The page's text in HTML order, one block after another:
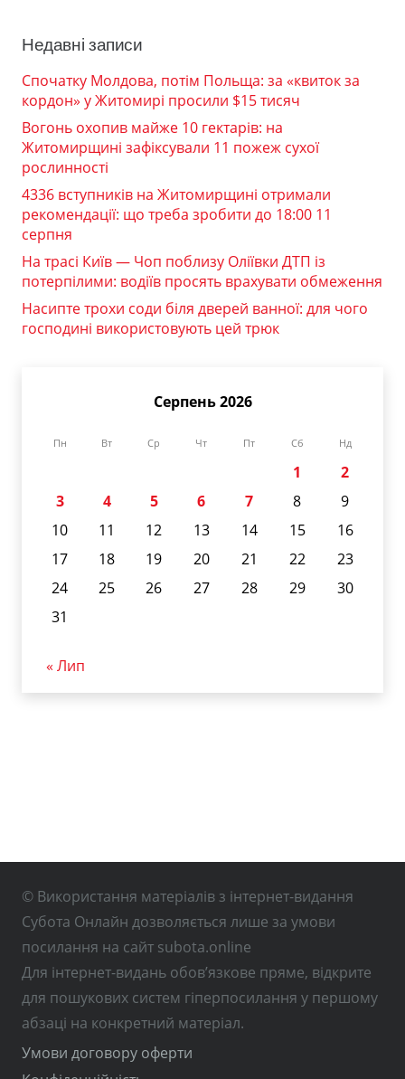
Недавні записи
Спочатку Молдова, потім Польща: за «квиток за
кордон» у Житомирі просили $15 тисяч
Вогонь охопив майже 10 гектарів: на
Житомирщині зафіксували 11 пожеж сухої
рослинності
4336 вступників на Житомирщині отримали
рекомендації: що треба зробити до 18:00 11
серпня
На трасі Київ — Чоп поблизу Оліївки ДТП із
потерпілими: водіїв просять врахувати обмеження
Насипте трохи соди біля дверей ванної: для чого
господині використовують цей трюк
Серпень 2026
Пн Вт Ср Чт Пт Сб Нд
1
2
3
4 5 6 7 8
9
10
11 12 13 14 15
16
17
18 19 20 21 22
23
24
25 26 27 28 29
30
31
« Лип
© Використання матеріалів з інтернет-видання
Субота Онлайн дозволяється лише за умови
посилання на сайт subota.online
Для інтернет-видань обов’язкове пряме, відкрите
для пошукових систем гіперпосилання у першому
абзаці на конкретний матеріал.
Умови договору оферти